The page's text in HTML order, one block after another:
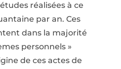
réalisées à ce
par an. Ces
dans la majorité
personnels »
de ces actes de